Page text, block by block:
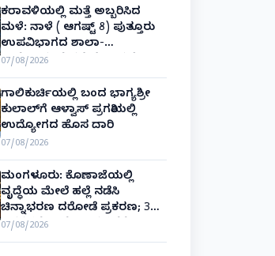
ಕರಾವಳಿಯಲ್ಲಿ ಮತ್ತೆ ಅಬ್ಬರಿಸಿದ
ಮಳೆ: ನಾಳೆ ( ಆಗಷ್ಟ್ 8) ಪುತ್ತೂರು
ಉಪವಿಭಾಗದ ಶಾಲಾ-
ಕಾಲೇಜುಗಳಿಗೆ ರಜೆ ಘೋಷಣೆ!
07/08/2026
ಗಾಲಿಕುರ್ಚಿಯಲ್ಲಿ ಬಂದ ಭಾಗ್ಯಶ್ರೀ
ಕುಲಾಲ್‌ಗೆ ಆಳ್ವಾಸ್ ಪ್ರಗತಿಯಲ್ಲಿ
ಉದ್ಯೋಗದ ಹೊಸ ದಾರಿ
07/08/2026
ಮಂಗಳೂರು: ಕೊಣಾಜೆಯಲ್ಲಿ
ವೃದ್ಧೆಯ ಮೇಲೆ ಹಲ್ಲೆ ನಡೆಸಿ
ಚಿನ್ನಾಭರಣ ದರೋಡೆ ಪ್ರಕರಣ; 3
ದಿನಗಳಲ್ಲೇ ಆರೋಪಿಗಳ ಸೆರೆ!
07/08/2026